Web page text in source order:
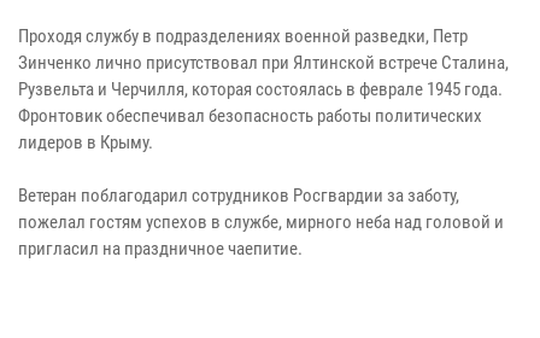
Проходя службу в подразделениях военной разведки, Петр
Зинченко лично присутствовал при Ялтинской встрече Сталина,
Рузвельта и Черчилля, которая состоялась в феврале 1945 года.
Фронтовик обеспечивал безопасность работы политических
лидеров в Крыму.
Ветеран поблагодарил сотрудников Росгвардии за заботу,
пожелал гостям успехов в службе, мирного неба над головой и
пригласил на праздничное чаепитие.